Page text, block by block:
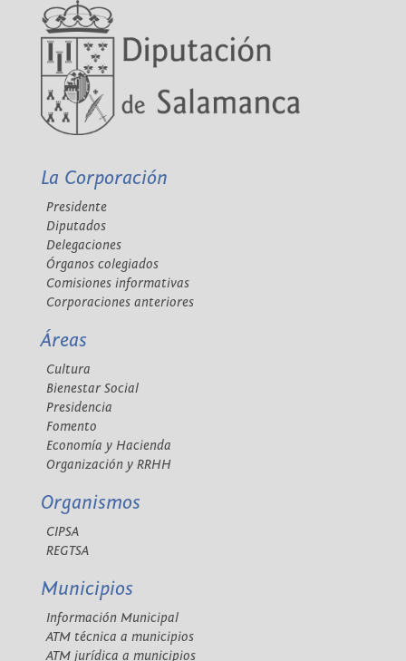
La Corporación
Presidente
Diputados
Delegaciones
Órganos colegiados
Comisiones informativas
Corporaciones anteriores
Áreas
Cultura
Bienestar Social
Presidencia
Fomento
Economía y Hacienda
Organización y RRHH
Organismos
CIPSA
REGTSA
Municipios
Información Municipal
ATM técnica a municipios
ATM jurídica a municipios